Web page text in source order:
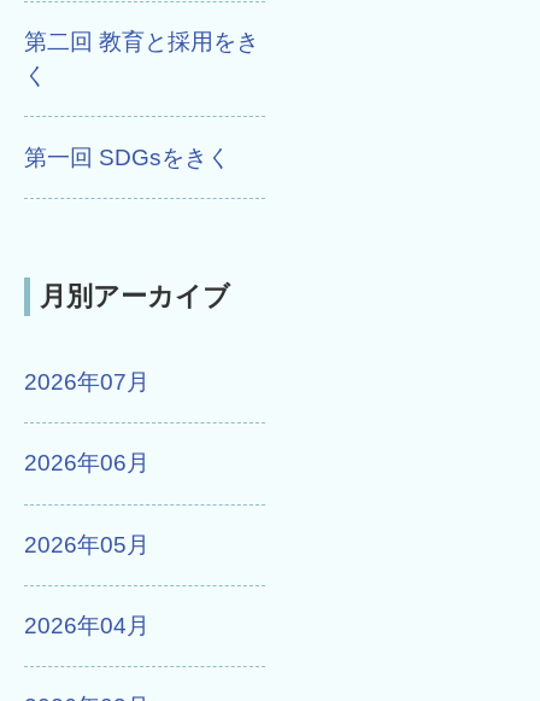
第二回 教育と採用をき
く
第一回 SDGsをきく
月別アーカイブ
2026年07月
2026年06月
2026年05月
2026年04月